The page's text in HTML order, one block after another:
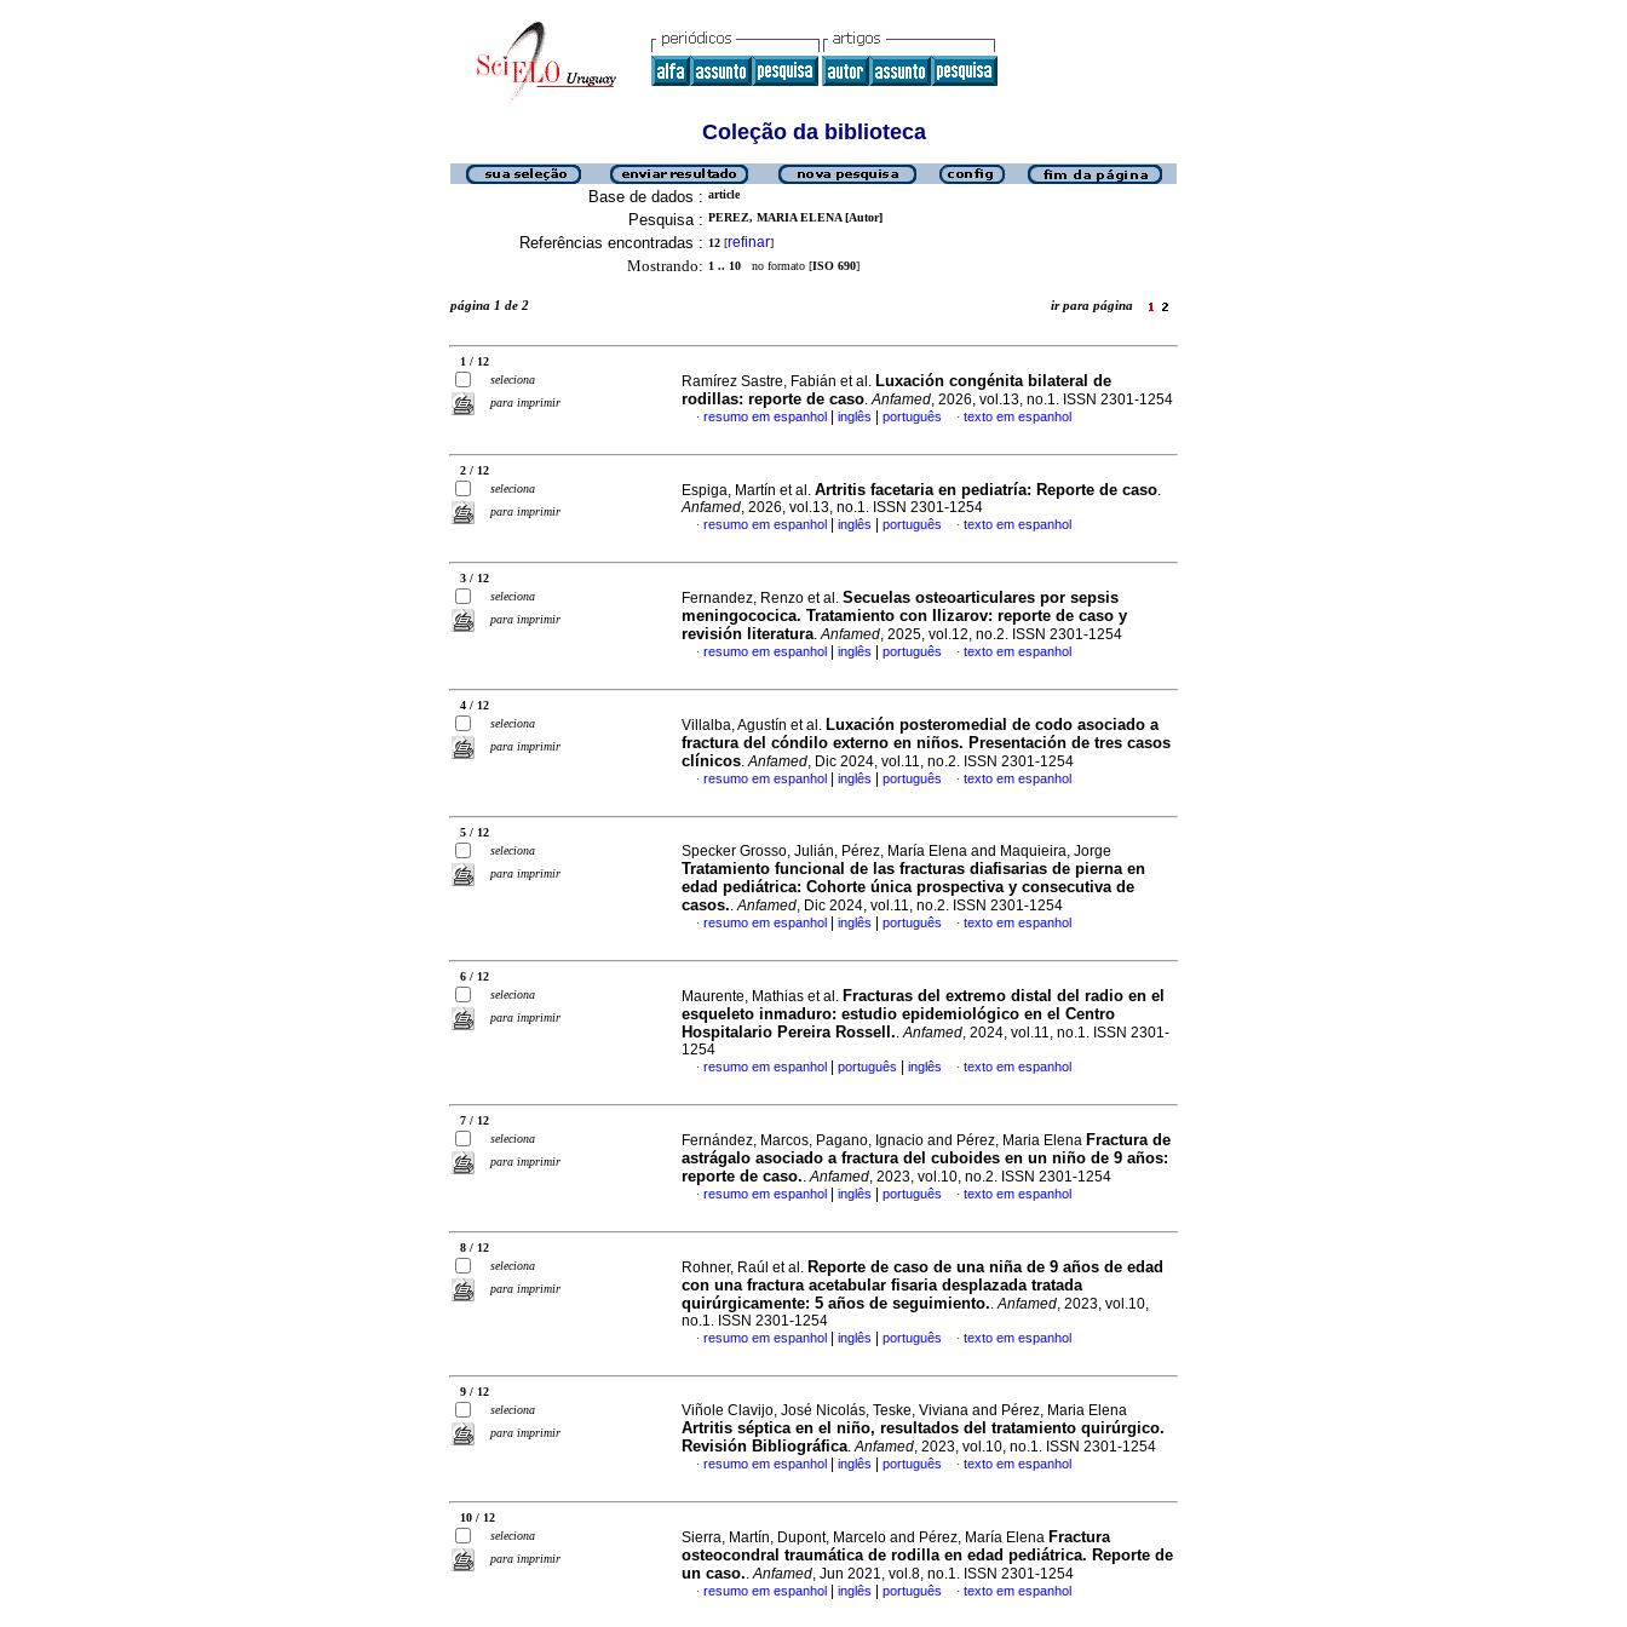
Coleção da biblioteca
Base de dados : article
Pesquisa : PEREZ, MARIA ELENA [Autor]
Referências encontradas : 12 [refinar]
Mostrando: 1 .. 10 no formato [ISO 690]
página 1 de 2 ir para página
1 / 12
seleciona
para imprimir
Ramírez Sastre, Fabián et al. Luxación congénita bilateral de
rodillas: reporte de caso.Anfamed, 2026, vol.13, no.1. ISSN 2301-1254
· resumo em espanhol inglês português · texto em espanhol
2 / 12
seleciona
para imprimir
Espiga, Martín et al. Artritis facetaria en pediatría: Reporte de caso.
Anfamed, 2026, vol.13, no.1. ISSN 2301-1254
· resumo em espanhol inglês português · texto em espanhol
3 / 12
seleciona
para imprimir
Fernandez, Renzo et al. Secuelas osteoarticulares por sepsis
meningococica. Tratamiento con Ilizarov: reporte de caso y
revisión literatura.Anfamed, 2025, vol.12, no.2. ISSN 2301-1254
· resumo em espanhol inglês português · texto em espanhol
4 / 12
seleciona
para imprimir
Villalba, Agustín et al. Luxación posteromedial de codo asociado a
fractura del cóndilo externo en niños. Presentación de tres casos
clínicos.Anfamed, Dic 2024, vol.11, no.2. ISSN 2301-1254
· resumo em espanhol inglês português · texto em espanhol
5 / 12
seleciona
para imprimir
Specker Grosso, Julián, Pérez, María Elena and Maquieira, Jorge
Tratamiento funcional de las fracturas diafisarias de pierna en
edad pediátrica: Cohorte única prospectiva y consecutiva de
casos..Anfamed, Dic 2024, vol.11, no.2. ISSN 2301-1254
· resumo em espanhol inglês português · texto em espanhol
6 / 12
seleciona
para imprimir
Maurente, Mathias et al. Fracturas del extremo distal del radio en el
esqueleto inmaduro: estudio epidemiológico en el Centro
Hospitalario Pereira Rossell..Anfamed, 2024, vol.11, no.1. ISSN 2301-
1254
· resumo em espanhol português inglês · texto em espanhol
7 / 12
seleciona
para imprimir
Fernández, Marcos, Pagano, Ignacio and Pérez, Maria Elena Fractura de
astrágalo asociado a fractura del cuboides en un niño de 9 años:
reporte de caso..Anfamed, 2023, vol.10, no.2. ISSN 2301-1254
· resumo em espanhol inglês português · texto em espanhol
8 / 12
seleciona
para imprimir
Rohner, Raúl et al. Reporte de caso de una niña de 9 años de edad
con una fractura acetabular fisaria desplazada tratada
quirúrgicamente: 5 años de seguimiento..Anfamed, 2023, vol.10,
no.1. ISSN 2301-1254
· resumo em espanhol inglês português · texto em espanhol
9 / 12
seleciona
para imprimir
Viñole Clavijo, José Nicolás, Teske, Viviana and Pérez, Maria Elena
Artritis séptica en el niño, resultados del tratamiento quirúrgico.
Revisión Bibliográfica.Anfamed, 2023, vol.10, no.1. ISSN 2301-1254
· resumo em espanhol inglês português · texto em espanhol
10 / 12
seleciona
para imprimir
Sierra, Martín, Dupont, Marcelo and Pérez, María Elena Fractura
osteocondral traumática de rodilla en edad pediátrica. Reporte de
un caso..Anfamed, Jun 2021, vol.8, no.1. ISSN 2301-1254
· resumo em espanhol inglês português · texto em espanhol